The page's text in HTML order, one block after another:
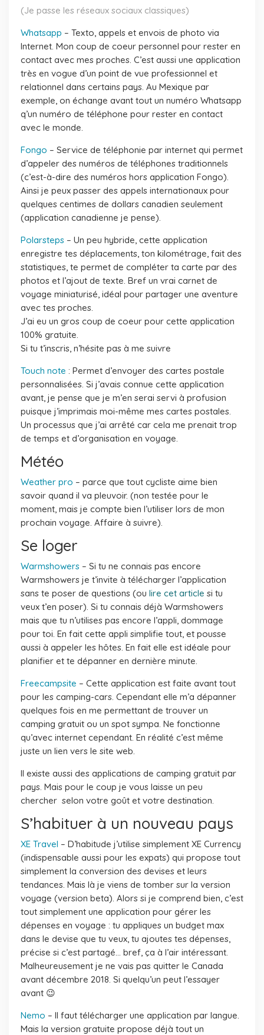
(Je passe les réseaux sociaux classiques)
Whatsapp – Texto, appels et envois de photo via
Internet. Mon coup de coeur personnel pour rester en
contact avec mes proches. C’est aussi une application
très en vogue d’un point de vue professionnel et
relationnel dans certains pays. Au Mexique par
exemple, on échange avant tout un numéro Whatsapp
q’un numéro de téléphone pour rester en contact
avec le monde.
Fongo – Service de téléphonie par internet qui permet
d’appeler des numéros de téléphones traditionnels
(c’est-à-dire des numéros hors application Fongo).
Ainsi je peux passer des appels internationaux pour
quelques centimes de dollars canadien seulement
(application canadienne je pense).
Polarsteps – Un peu hybride, cette application
enregistre tes déplacements, ton kilométrage, fait des
statistiques, te permet de compléter ta carte par des
photos et l’ajout de texte. Bref un vrai carnet de
voyage miniaturisé, idéal pour partager une aventure
avec tes proches.
J’ai eu un gros coup de coeur pour cette application
100% gratuite.
Si tu t’inscris, n’hésite pas à me suivre
Touch note : Permet d’envoyer des cartes postale
personnalisées. Si j’avais connue cette application
avant, je pense que je m’en serai servi à profusion
puisque j’imprimais moi-même mes cartes postales.
Un processus que j’ai arrêté car cela me prenait trop
de temps et d’organisation en voyage.
Météo
Weather pro – parce que tout cycliste aime bien
savoir quand il va pleuvoir. (non testée pour le
moment, mais je compte bien l’utiliser lors de mon
prochain voyage. Affaire à suivre).
Se loger
Warmshowers – Si tu ne connais pas encore
Warmshowers je t’invite à télécharger l’application
sans te poser de questions (ou lire cet article si tu
veux t’en poser). Si tu connais déjà Warmshowers
mais que tu n’utilises pas encore l’appli, dommage
pour toi. En fait cette appli simplifie tout, et pousse
aussi à appeler les hôtes. En fait elle est idéale pour
planifier et te dépanner en dernière minute.
Freecampsite – Cette application est faite avant tout
pour les camping-cars. Cependant elle m’a dépanner
quelques fois en me permettant de trouver un
camping gratuit ou un spot sympa. Ne fonctionne
qu’avec internet cependant. En réalité c’est même
juste un lien vers le site web.
Il existe aussi des applications de camping gratuit par
pays. Mais pour le coup je vous laisse un peu
chercher selon votre goût et votre destination.
S’habituer à un nouveau pays
XE Travel – D’habitude j’utilise simplement XE Currency
(indispensable aussi pour les expats) qui propose tout
simplement la conversion des devises et leurs
tendances. Mais là je viens de tomber sur la version
voyage (version beta). Alors si je comprend bien, c’est
tout simplement une application pour gérer les
dépenses en voyage : tu appliques un budget max
dans le devise que tu veux, tu ajoutes tes dépenses,
précise si c’est partagé… bref, ça à l’air intéressant.
Malheureusement je ne vais pas quitter le Canada
avant décembre 2018. Si quelqu’un peut l’essayer
avant 😉
Nemo – Il faut télécharger une application par langue.
Mais la version gratuite propose déjà tout un